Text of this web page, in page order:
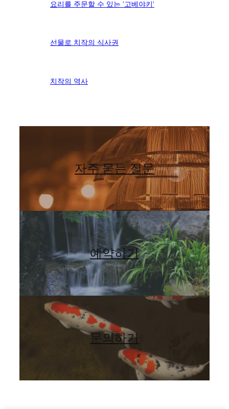
요리를 주문할 수 있는 '고베야키'
선물로 치작의 식사권
치작의 역사
자주 묻는 질문
예약하기
문의하기